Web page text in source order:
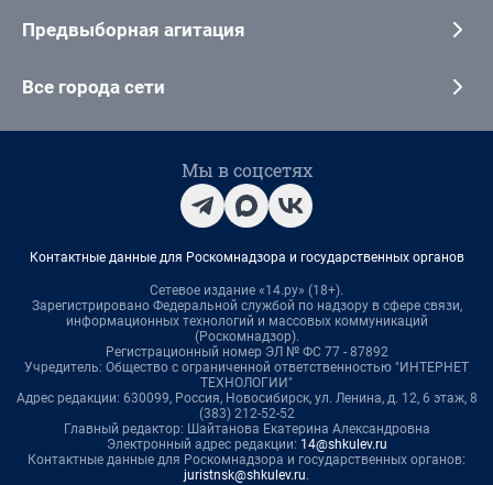
Предвыборная агитация
Все города сети
Мы в соцсетях
Контактные данные для Роскомнадзора и государственных органов
Сетевое издание «14.ру» (18+).
Зарегистрировано Федеральной службой по надзору в сфере связи,
информационных технологий и массовых коммуникаций
(Роскомнадзор).
Регистрационный номер ЭЛ № ФС 77 - 87892
Учредитель: Общество с ограниченной ответственностью "ИНТЕРНЕТ
ТЕХНОЛОГИИ"
Адрес редакции: 630099, Россия, Новосибирск, ул. Ленина, д. 12, 6 этаж, 8
(383) 212-52-52
Главный редактор: Шайтанова Екатерина Александровна
Электронный адрес редакции: 14@shkulev.ru
Контактные данные для Роскомнадзора и государственных органов:
juristnsk@shkulev.ru.